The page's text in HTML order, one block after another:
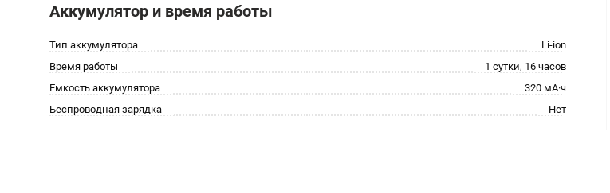
Аккумулятор и время работы
Тип аккумулятора
Li-ion
Время работы
1 сутки, 16 часов
Емкость аккумулятора
320 мА·ч
Беспроводная зарядка
Нет